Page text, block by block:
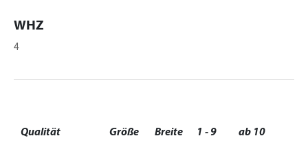
WHZ
4
Qualität Größe Breite 1 - 9 ab 10